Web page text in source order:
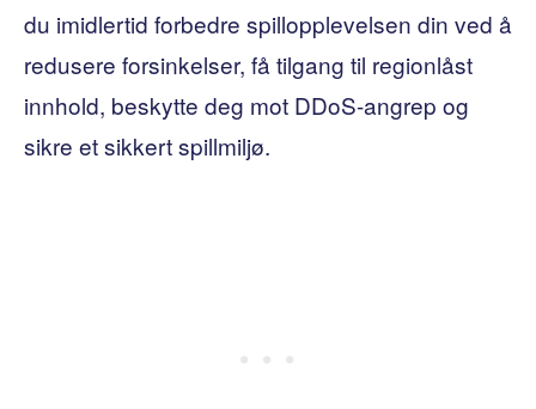
du imidlertid forbedre spillopplevelsen din ved å
redusere forsinkelser, få tilgang til regionlåst
innhold, beskytte deg mot DDoS-angrep og
sikre et sikkert spillmiljø.